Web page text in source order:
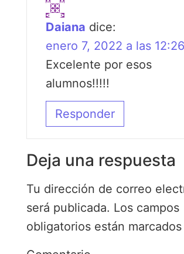
Daiana dice:
enero 7, 2022 a las
Excelente por esos
alumnos!!!!!
Responder
Deja una respuesta
Tu dirección de correo
será publicada. Los campos
obligatorios están